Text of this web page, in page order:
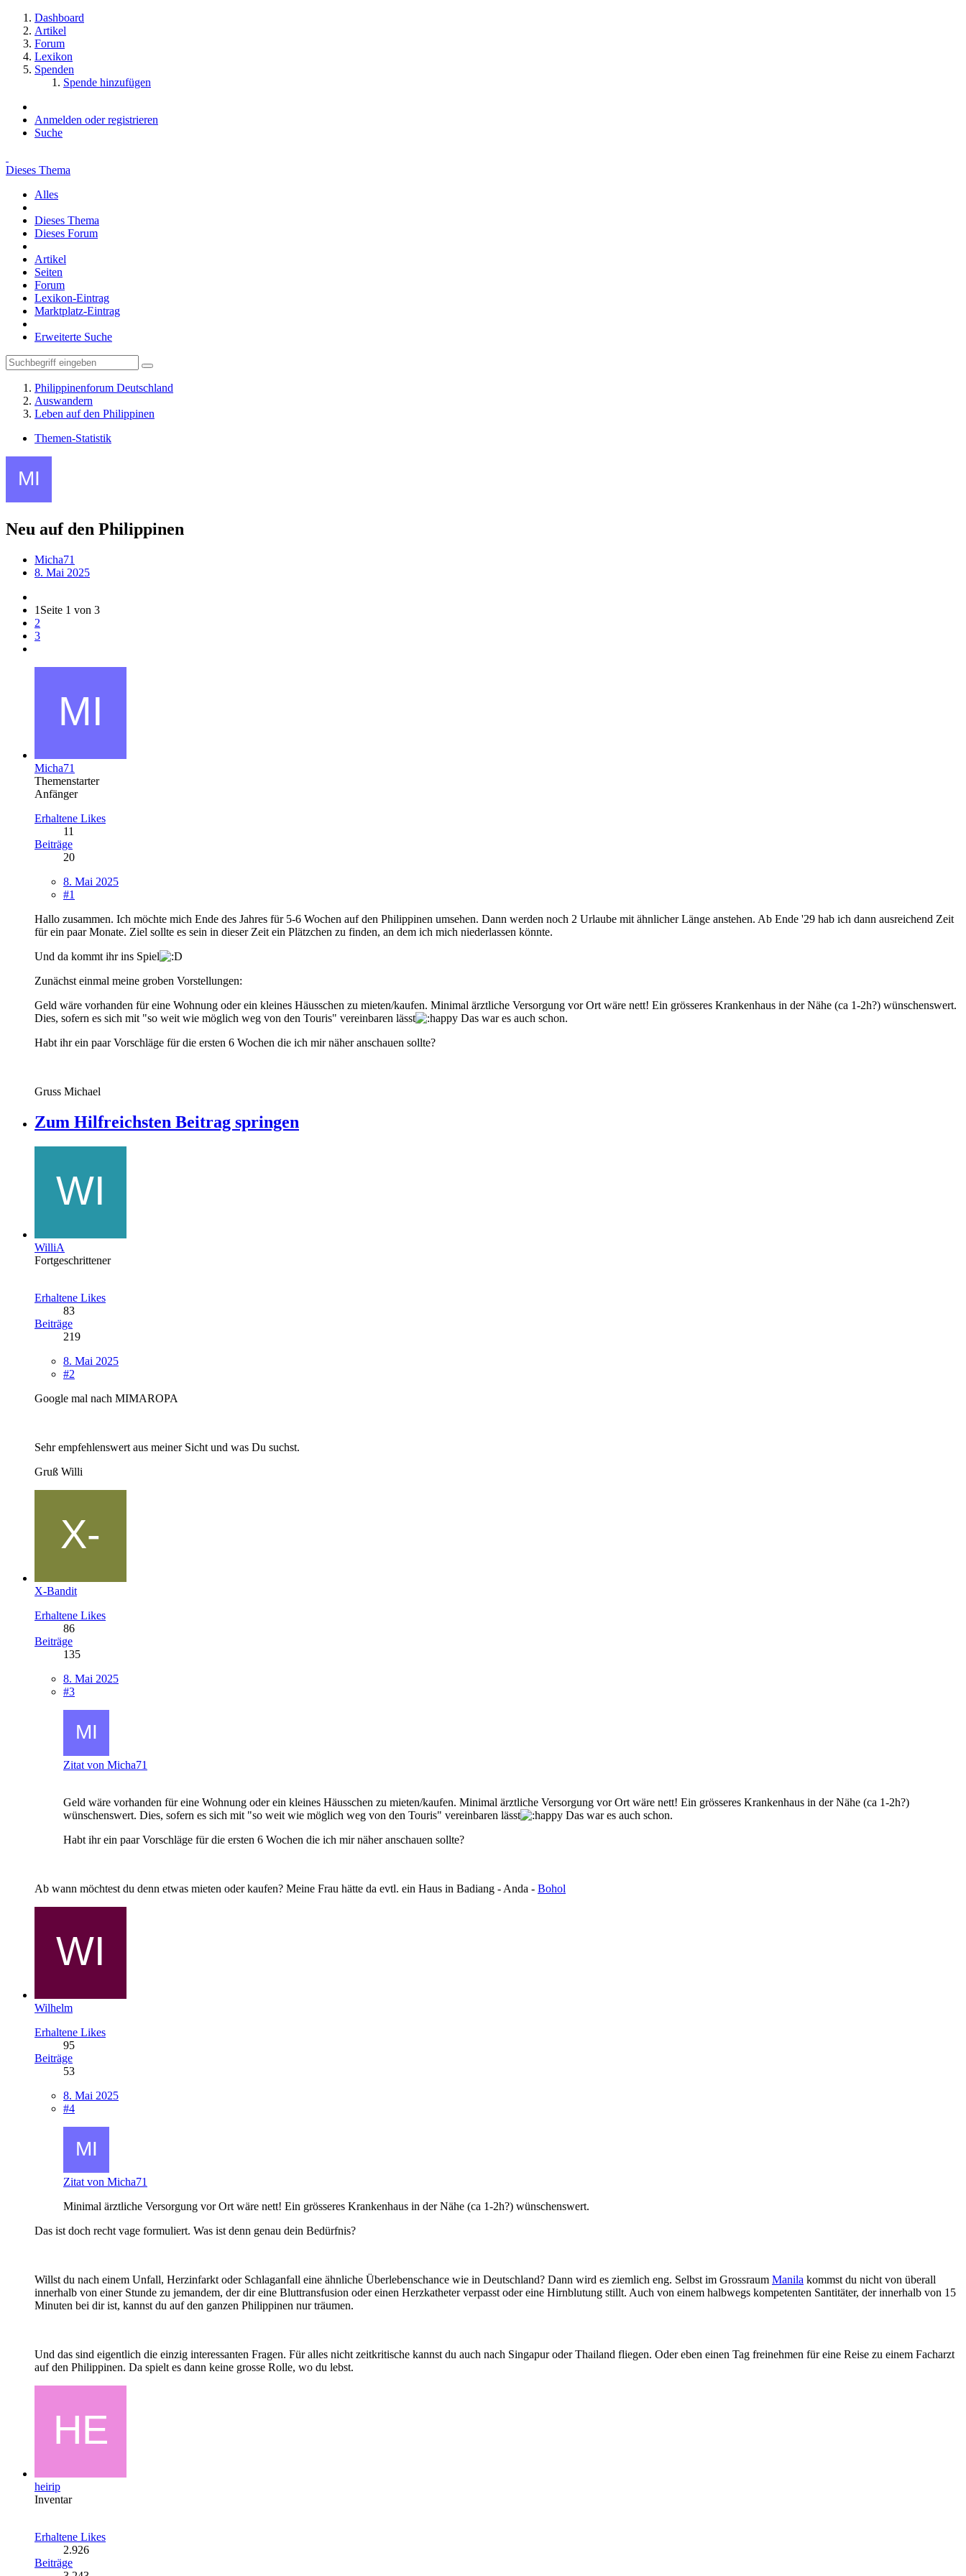
Dashboard
Artikel
Forum
Lexikon
Spenden
Spende hinzufügen
Anmelden oder registrieren
Suche
Dieses Thema
Alles
Dieses Thema
Dieses Forum
Artikel
Seiten
Forum
Lexikon-Eintrag
Marktplatz-Eintrag
Erweiterte Suche
Philippinenforum Deutschland
Auswandern
Leben auf den Philippinen
Themen-Statistik
Neu auf den Philippinen
Micha71
8. Mai 2025
1 Seite 1 von 3
2
3
Micha71
Themenstarter
Anfänger
Erhaltene Likes
11
Beiträge
20
8. Mai 2025
#1
Hallo zusammen. Ich möchte mich Ende des Jahres für 5-6 Wochen auf den Philippinen umsehen. Dann werden noch 2 Urlaube mit ähnlicher Länge anstehen. Ab Ende '29 hab ich dann ausreichend Zeit
für ein paar Monate. Ziel sollte es sein in dieser Zeit ein Plätzchen zu finden, an dem ich mich niederlassen könnte.
Und da kommt ihr ins Spiel
Zunächst einmal meine groben Vorstellungen:
Geld wäre vorhanden für eine Wohnung oder ein kleines Häusschen zu mieten/kaufen. Minimal ärztliche Versorgung vor Ort wäre nett! Ein grösseres Krankenhaus in der Nähe (ca 1-2h?) wünschenswert.
Dies, sofern es sich mit "so weit wie möglich weg von den Touris" vereinbaren lässt
Das war es auch schon.
Habt ihr ein paar Vorschläge für die ersten 6 Wochen die ich mir näher anschauen sollte?
Gruss Michael
Zum Hilfreichsten Beitrag springen
WilliA
Fortgeschrittener
Erhaltene Likes
83
Beiträge
219
8. Mai 2025
#2
Google mal nach MIMAROPA
Sehr empfehlenswert aus meiner Sicht und was Du suchst.
Gruß Willi
X-Bandit
Erhaltene Likes
86
Beiträge
135
8. Mai 2025
#3
Zitat von Micha71
Geld wäre vorhanden für eine Wohnung oder ein kleines Häusschen zu mieten/kaufen. Minimal ärztliche Versorgung vor Ort wäre nett! Ein grösseres Krankenhaus in der Nähe (ca 1-2h?)
wünschenswert. Dies, sofern es sich mit "so weit wie möglich weg von den Touris" vereinbaren lässt
Das war es auch schon.
Habt ihr ein paar Vorschläge für die ersten 6 Wochen die ich mir näher anschauen sollte?
Ab wann möchtest du denn etwas mieten oder kaufen? Meine Frau hätte da evtl. ein Haus in Badiang - Anda - Bohol
Wilhelm
Erhaltene Likes
95
Beiträge
53
8. Mai 2025
#4
Zitat von Micha71
Minimal ärztliche Versorgung vor Ort wäre nett! Ein grösseres Krankenhaus in der Nähe (ca 1-2h?) wünschenswert.
Das ist doch recht vage formuliert. Was ist denn genau dein Bedürfnis?
Willst du nach einem Unfall, Herzinfarkt oder Schlaganfall eine ähnliche Überlebenschance wie in Deutschland? Dann wird es ziemlich eng. Selbst im Grossraum Manila kommst du nicht von überall
innerhalb von einer Stunde zu jemandem, der dir eine Bluttransfusion oder einen Herzkatheter verpasst oder eine Hirnblutung stillt. Auch von einem halbwegs kompetenten Santitäter, der innerhalb von 15
Minuten bei dir ist, kannst du auf den ganzen Philippinen nur träumen.
Und das sind eigentlich die einzig interessanten Fragen. Für alles nicht zeitkritische kannst du auch nach Singapur oder Thailand fliegen. Oder eben einen Tag freinehmen für eine Reise zu einem Facharzt
auf den Philippinen. Da spielt es dann keine grosse Rolle, wo du lebst.
heirip
Inventar
Erhaltene Likes
2.926
Beiträge